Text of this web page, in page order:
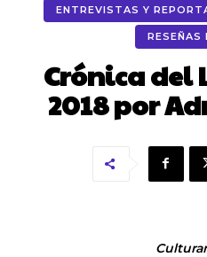
ENTREVISTAS Y
RESEÑAS
Crónica del
2018 por